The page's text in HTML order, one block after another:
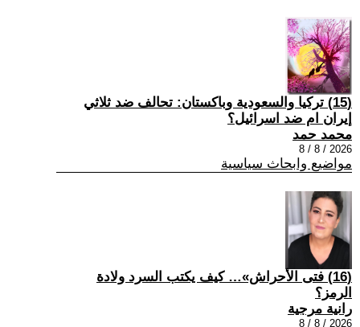
(15) تركيا والسعودية وباكستان: تحالف ضد ثلاثي
إيران ام ضد اسرائيل؟
محمد حمد
2026 / 8 / 8
مواضيع وابحاث سياسية
(16) فتى الأحراش»… كيف يكتب السرد ولادة
الرمز؟
رانية مرجية
2026 / 8 / 8